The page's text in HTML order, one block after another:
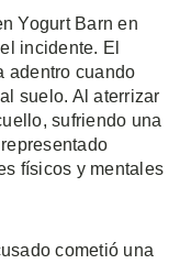
Yogurt Barn en
incidente. El
adentro cuando
suelo. Al aterrizar
sufriendo una
físicos y mentales
cometió una